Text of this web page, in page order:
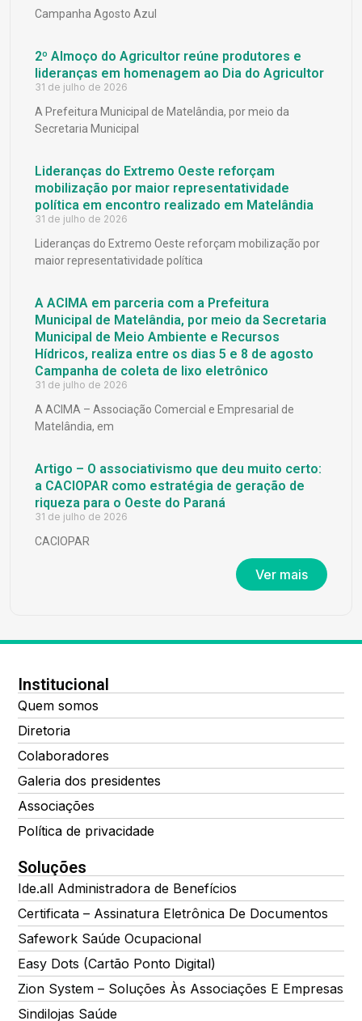
Campanha Agosto Azul
2º Almoço do Agricultor reúne produtores e
lideranças em homenagem ao Dia do Agricultor
31 de julho de 2026
A Prefeitura Municipal de Matelândia, por meio da
Secretaria Municipal
Lideranças do Extremo Oeste reforçam
mobilização por maior representatividade
política em encontro realizado em Matelândia
31 de julho de 2026
Lideranças do Extremo Oeste reforçam mobilização por
maior representatividade política
A ACIMA em parceria com a Prefeitura
Municipal de Matelândia, por meio da Secretaria
Municipal de Meio Ambiente e Recursos
Hídricos, realiza entre os dias 5 e 8 de agosto
Campanha de coleta de lixo eletrônico
31 de julho de 2026
A ACIMA – Associação Comercial e Empresarial de
Matelândia, em
Artigo – O associativismo que deu muito certo:
a CACIOPAR como estratégia de geração de
riqueza para o Oeste do Paraná
31 de julho de 2026
CACIOPAR
Ver mais
Institucional
Quem somos
Diretoria
Colaboradores
Galeria dos presidentes
Associações
Política de privacidade
Soluções
Ide.all Administradora de Benefícios
Certificata – Assinatura Eletrônica De Documentos
Safework Saúde Ocupacional
Easy Dots (Cartão Ponto Digital)
Zion System – Soluções Às Associações E Empresas
Sindilojas Saúde